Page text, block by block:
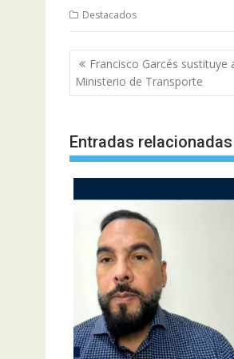
Destacados
Navegación
de
entradas
Francisco Garcés sustituye
Ministerio de Transporte
Entradas relacionadas